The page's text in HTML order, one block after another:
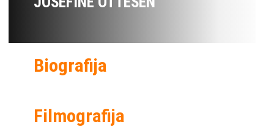
Biografija
Filmografija